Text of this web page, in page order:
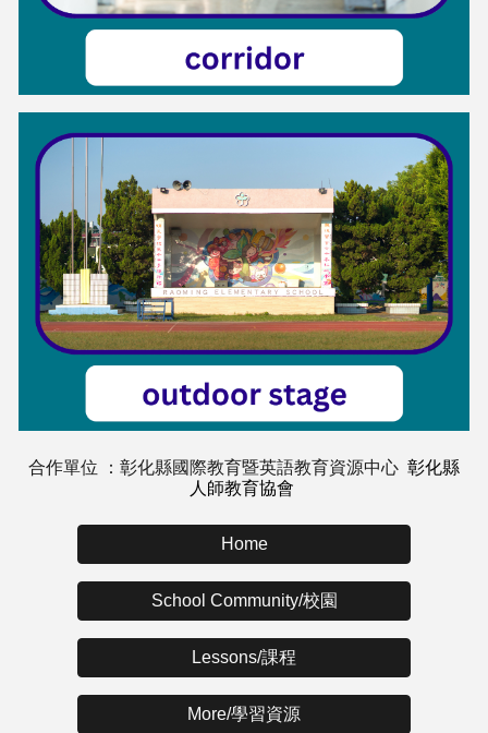
合作單位 ：彰化縣國際教育暨英語教育資源中心 彰化縣
人師教育協會
Home
School Community/校園
Lessons/課程
More/學習資源